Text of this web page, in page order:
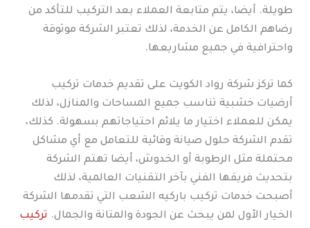
طويلة. أيضا، يتم متابعة العملاء بعد التركيب للتأكد من
رضاهم الكامل عن الخدمة، لذلك تعتبر الشركة موثوقة
واحترافية في جميع مشاريعها.
كما تركز شركة رواد الكويت على تقديم خدمات تركيب
أرضيات خشبية تناسب جميع المساحات والمنازل، لذلك
يمكن للعملاء اختيار ما يلائم احتياجاتهم بسهولة. كذلك،
تقدم الشركة حلول صيانة وقائية للتعامل مع أي مشاكل
محتملة مثل الرطوبة أو الخدوش، أيضا تهتم الشركة
بتحديث فريقها الفني بآخر التقنيات العالمية، لذلك
أصبحت خدمات تركيب باركيه الشعب التي تقدمها الشركة
الخيار الأول لمن يبحث عن الجودة والمتانة والجمال. تركيب